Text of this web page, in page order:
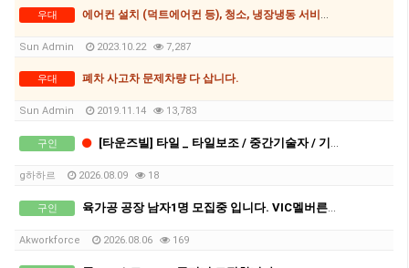
우대 에어컨 설치 (덕트에어컨 등), 청소, 냉장냉동 서비스, 쿨룸제작
Sun Admin 2023.10.22 7,287
우대 폐차 사고차 문제차량 다 삽니다.
Sun Admin 2019.11.14 13,783
구인 [타운즈빌] 타일 _ 타일보조 / 중간기술자 / 기술자 / 서브
g하하르 2026.08.09 18
구인 육가공 공장 남자1명 모집중 입니다. VIC멜버른, 차로 2-2.5시간 북쪽 세컨,써드 가능지역.
Akworkforce 2026.08.06 169